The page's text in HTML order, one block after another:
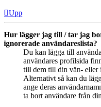
Upp
Hur lägger jag till / tar jag
ignorerade användareslista?
Du kan lägga till
användares profilsida
till dem till din vän- eller
Alternativt så kan du
ange deras
ta bort användare från